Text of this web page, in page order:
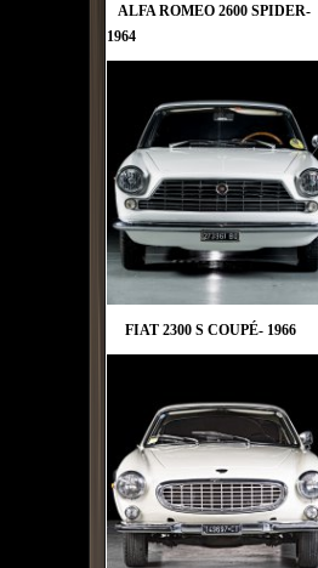
ALFA ROMEO 2600 SPIDER-
1964
FIAT 2300 S COUPÉ- 1966